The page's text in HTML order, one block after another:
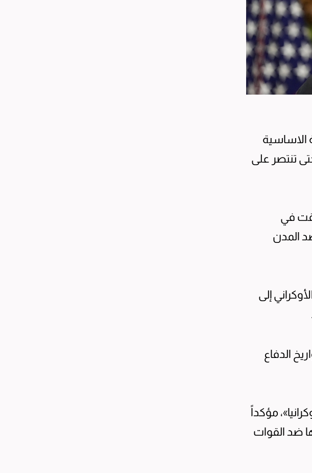
الاساسية
تنتصر على
في
المدن
إلى
الدفاع
مؤكداً
ضد القوات